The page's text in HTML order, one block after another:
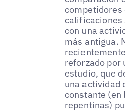
competidores
con una
más antigua.
reforzado por
estudio, que
una actividad
constante (en
repentinas)